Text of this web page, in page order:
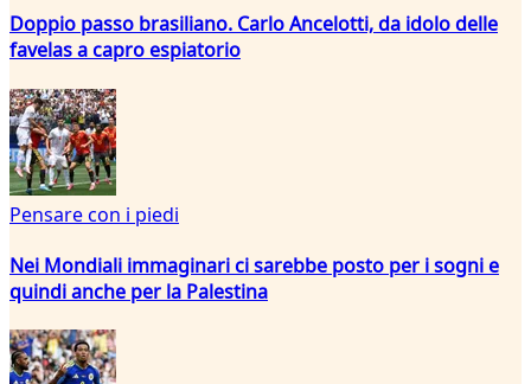
Doppio passo brasiliano. Carlo Ancelotti, da idolo delle
favelas a capro espiatorio
Pensare con i piedi
Nei Mondiali immaginari ci sarebbe posto per i sogni e
quindi anche per la Palestina